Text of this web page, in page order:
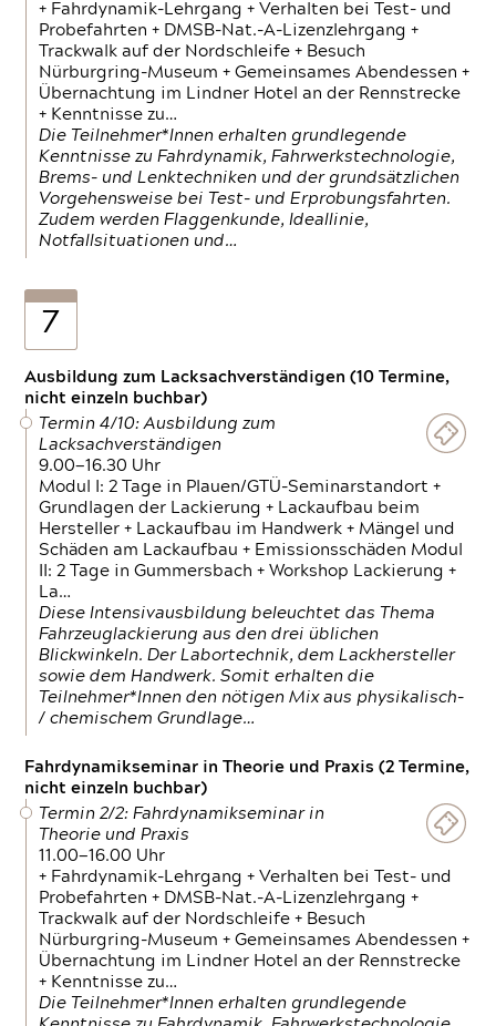
+ Fahrdynamik-Lehrgang + Verhalten bei Test- und
Probefahrten + DMSB-Nat.-A-Lizenzlehrgang +
Trackwalk auf der Nordschleife + Besuch
Nürburgring-Museum + Gemeinsames Abendessen +
Übernachtung im Lindner Hotel an der Rennstrecke
+ Kenntnisse zu…
Die Teilnehmer*Innen erhalten grundlegende
Kenntnisse zu Fahrdynamik, Fahrwerkstechnologie,
Brems- und Lenktechniken und der grundsätzlichen
Vorgehensweise bei Test- und Erprobungsfahrten.
Zudem werden Flaggenkunde, Ideallinie,
Notfallsituationen und…
7
Ausbildung zum Lacksachverständigen (10 Termine,
nicht einzeln buchbar)
Termin 4/10: Ausbildung zum
Lacksachverständigen
9.00—16.30 Uhr
Modul I: 2 Tage in Plauen/GTÜ-Seminarstandort +
Grundlagen der Lackierung + Lackaufbau beim
Hersteller + Lackaufbau im Handwerk + Mängel und
Schäden am Lackaufbau + Emissionsschäden Modul
II: 2 Tage in Gummersbach + Workshop Lackierung +
La…
Diese Intensivausbildung beleuchtet das Thema
Fahrzeuglackierung aus den drei üblichen
Blickwinkeln. Der Labortechnik, dem Lackhersteller
sowie dem Handwerk. Somit erhalten die
Teilnehmer*Innen den nötigen Mix aus physikalisch-
/ chemischem Grundlage…
Fahrdynamikseminar in Theorie und Praxis (2 Termine,
nicht einzeln buchbar)
Termin 2/2: Fahrdynamikseminar in
Theorie und Praxis
11.00—16.00 Uhr
+ Fahrdynamik-Lehrgang + Verhalten bei Test- und
Probefahrten + DMSB-Nat.-A-Lizenzlehrgang +
Trackwalk auf der Nordschleife + Besuch
Nürburgring-Museum + Gemeinsames Abendessen +
Übernachtung im Lindner Hotel an der Rennstrecke
+ Kenntnisse zu…
Die Teilnehmer*Innen erhalten grundlegende